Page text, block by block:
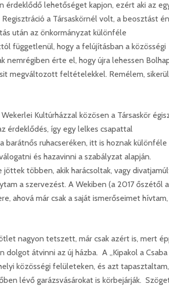
érdeklődő lehetőséget kapjon, ezért aki az
a Társaskörnél volt, a beosztást én
után az önkormányzat különféle
függetlenül, hogy a felújításban a közösségi
nemrégiben érte el, hogy újra lehessen
megváltozott feltételekkel. Remélem,
Kultúrházzal közösen a Társaskör
érdeklődés, így egy lelkes csapattal
ruhacseréken, itt is hoznak különféle
és hazavinni a szabályzat alapján.
többen, akik harácsoltak, vagy
a szervezést. A Wekiben (a 2017 őszétől a
ahová már csak a saját ismerőseimet hívtam,
nagyon tetszett, már csak azért is, mert
átvinni az új házba. A „Kipakol a Csaba
közösségi felületeken, és azt tapasztaltam,
lévő garázsvásárokat is körbejárják.